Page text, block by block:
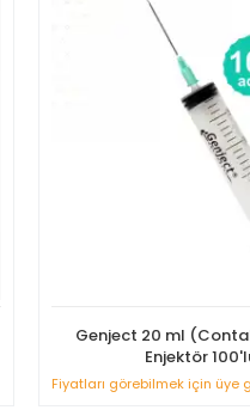
Genject 20 ml
Enjektör
Fiyatları görebilmek için üye